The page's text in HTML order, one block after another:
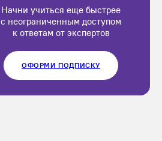
Начни учиться еще быстрее
с неограниченным доступом
к ответам от экспертов
ОФОРМИ ПОДПИСКУ